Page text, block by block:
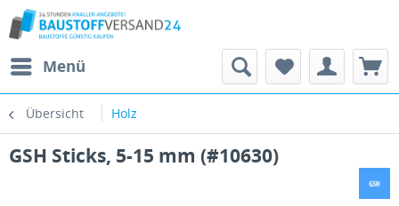
Menü
Übersicht Holz
GSH Sticks, 5-15 mm (#10630)